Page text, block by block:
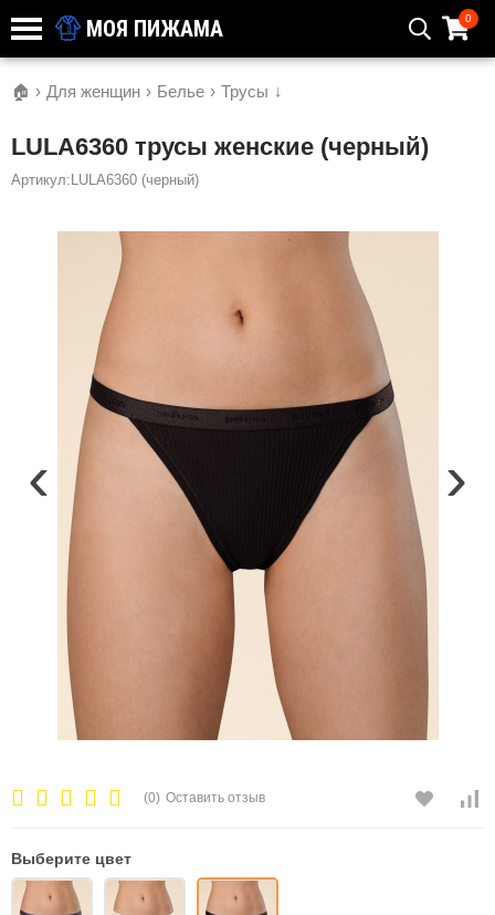
МОЯ ПИЖАМА 0
🏠 › Для женщин › Белье › Трусы ↓
LULA6360 трусы женские (черный)
Артикул:LULA6360 (черный)
‹ ›
(0) Оставить отзыв
Выберите цвет